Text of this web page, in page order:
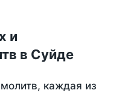
и
в Суйде
каждая из